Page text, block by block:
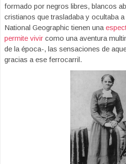
formado por negros libres, blancos
cristianos que trasladaba y ocultaba
National Geographic tienen una
permite vivir como una aventura
de la época-, las sensaciones de
gracias a ese ferrocarril.